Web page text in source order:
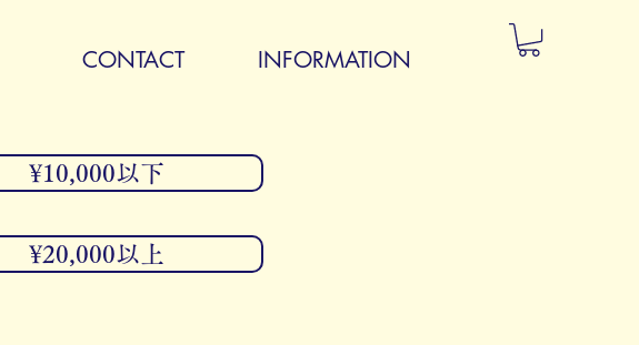
CONTACT INFORMATION
¥10,000以下
¥20,000以上